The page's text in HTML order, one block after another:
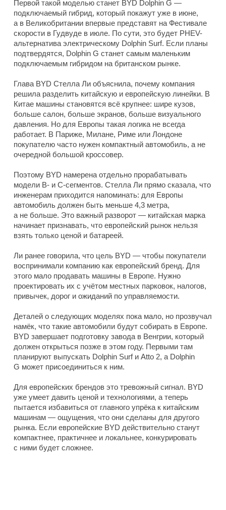
Первой такой моделью станет BYD Dolphin G —
подключаемый гибрид, который покажут уже в июне,
а в Великобритании впервые представят на Фестивале
скорости в Гудвуде в июле. По сути, это будет PHEV-
альтернатива электрическому Dolphin Surf. Если планы
подтвердятся, Dolphin G станет самым маленьким
подключаемым гибридом на британском рынке.
Глава BYD Стелла Ли объяснила, почему компания
решила разделить китайскую и европейскую линейки. В
Китае машины становятся всё крупнее: шире кузов,
больше салон, больше экранов, больше визуального
давления. Но для Европы такая логика не всегда
работает. В Париже, Милане, Риме или Лондоне
покупателю часто нужен компактный автомобиль, а не
очередной большой кроссовер.
Поэтому BYD намерена отдельно прорабатывать
модели B- и C-сегментов. Стелла Ли прямо сказала, что
инженерам приходится напоминать: для Европы
автомобиль должен быть меньше 4,3 метра,
а не больше. Это важный разворот — китайская марка
начинает признавать, что европейский рынок нельзя
взять только ценой и батареей.
Ли ранее говорила, что цель BYD — чтобы покупатели
воспринимали компанию как европейский бренд. Для
этого мало продавать машины в Европе. Нужно
проектировать их с учётом местных парковок, налогов,
привычек, дорог и ожиданий по управляемости.
Деталей о следующих моделях пока мало, но прозвучал
намёк, что такие автомобили будут собирать в Европе.
BYD завершает подготовку завода в Венгрии, который
должен открыться позже в этом году. Первыми там
планируют выпускать Dolphin Surf и Atto 2, а Dolphin
G может присоединиться к ним.
Для европейских брендов это тревожный сигнал. BYD
уже умеет давить ценой и технологиями, а теперь
пытается избавиться от главного упрёка к китайским
машинам — ощущения, что они сделаны для другого
рынка. Если европейские BYD действительно станут
компактнее, практичнее и локальнее, конкурировать
с ними будет сложнее.